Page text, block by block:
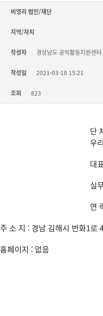
비영리 법인/재단
지역/자치
작성자 경상남도 공익활동지원센터
작성일 2021-03-18 15:21
조회 823
단
우
대
실
연
주 소 지 : 경남 김해시 번화1로
홈페이지 : 없음